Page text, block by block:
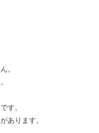
。
す。
あります。